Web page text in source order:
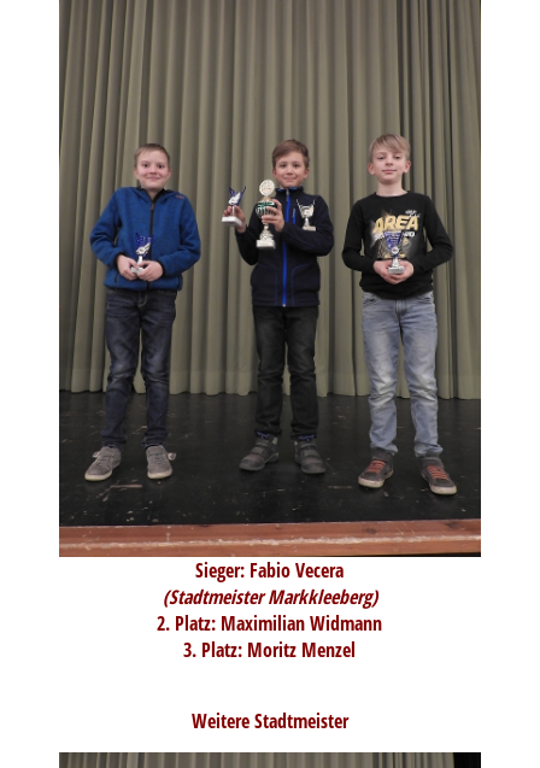
Sieger: Fabio Vecera
(Stadtmeister Markkleeberg)
2. Platz: Maximilian Widmann
3. Platz: Moritz Menzel
Weitere Stadtmeister